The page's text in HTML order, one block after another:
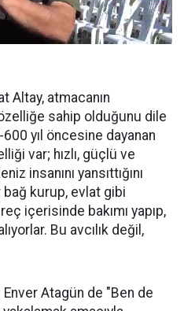
Altay, atmacanın
sahip olduğunu dile
yıl öncesine dayanan
var; hızlı, güçlü ve
insanını yansıttığını
kurup, evlat gibi
içerisinde bakımı yapıp,
Bu avcılık değil,
Atagün de "Ben de